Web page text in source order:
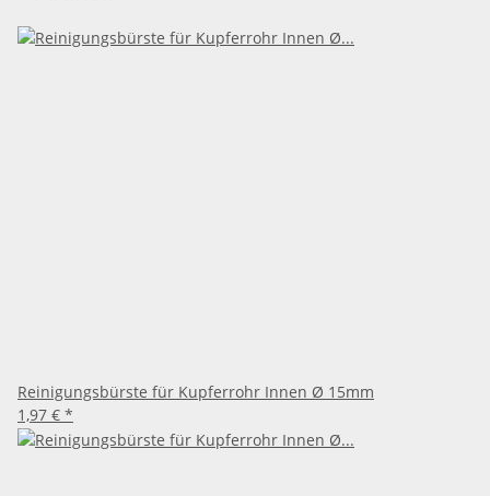
Reinigungsbürste für Kupferrohr Innen Ø 15mm
1,97 € *